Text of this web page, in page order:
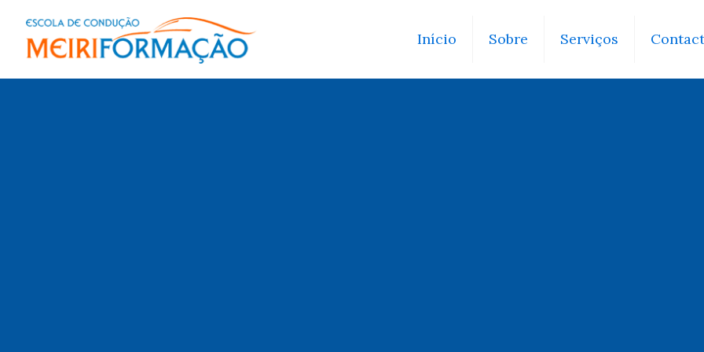
Início Sobre Serviços